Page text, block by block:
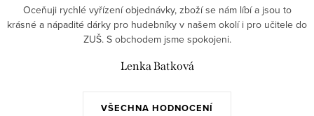
VŠECHNA HODNOCENÍ
Oceňuji rychlé vyřízení objednávky, zboží se nám líbí a jsou to
krásné a nápadité dárky pro hudebníky v našem okolí i pro učitele do
ZUŠ. S obchodem jsme spokojeni.
Lenka Batková